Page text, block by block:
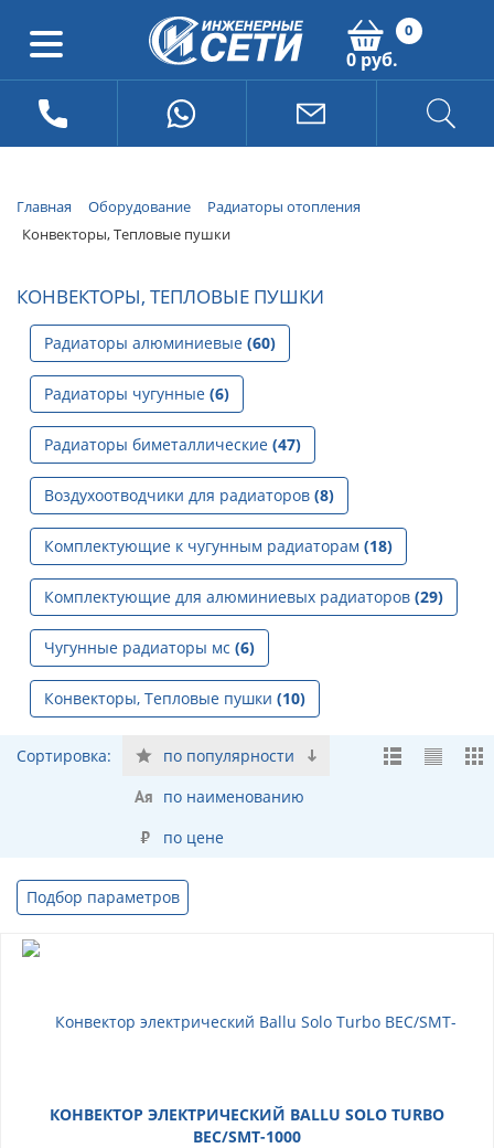
0
0 руб.
Главная Оборудование
Радиаторы отопления
Конвекторы, Тепловые пушки
КОНВЕКТОРЫ, ТЕПЛОВЫЕ ПУШКИ
Радиаторы алюминиевые (60)
Радиаторы чугунные (6)
Радиаторы биметаллические (47)
Воздухоотводчики для радиаторов (8)
Комплектующие к чугунным радиаторам (18)
Комплектующие для алюминиевых радиаторов (29)
Чугунные радиаторы мс (6)
Конвекторы, Тепловые пушки (10)
Сортировка:
по популярности
по наименованию
по цене
Подбор параметров
КОНВЕКТОР ЭЛЕКТРИЧЕСКИЙ BALLU SOLO TURBO
BEC/SMT-1000